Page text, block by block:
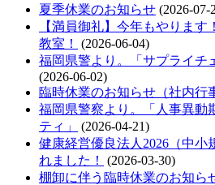
夏季休業のお知らせ (2026-07-
【満員御礼】今年もやりま
教室！
(2026-06-04)
福岡県警より。「サプライチ
(2026-06-02)
臨時休業のお知らせ（社内行
福岡県警察より。「人事異動
ティ」
(2026-04-21)
健康経営優良法人2026（中小
れました！
(2026-03-30)
棚卸に伴う臨時休業のお知ら